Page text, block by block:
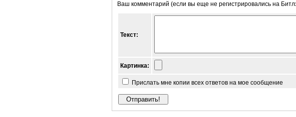
Ваш комментарий (если вы еще не регистрировались на
Текст:
Картинка:
Прислать мне копии всех ответов на мое сообщение